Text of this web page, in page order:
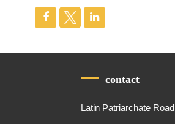
contact
Latin Patriarchate Road